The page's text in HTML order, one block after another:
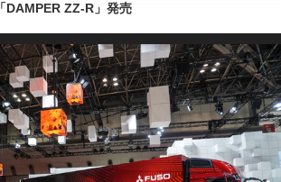
「DAMPER ZZ-R」発売